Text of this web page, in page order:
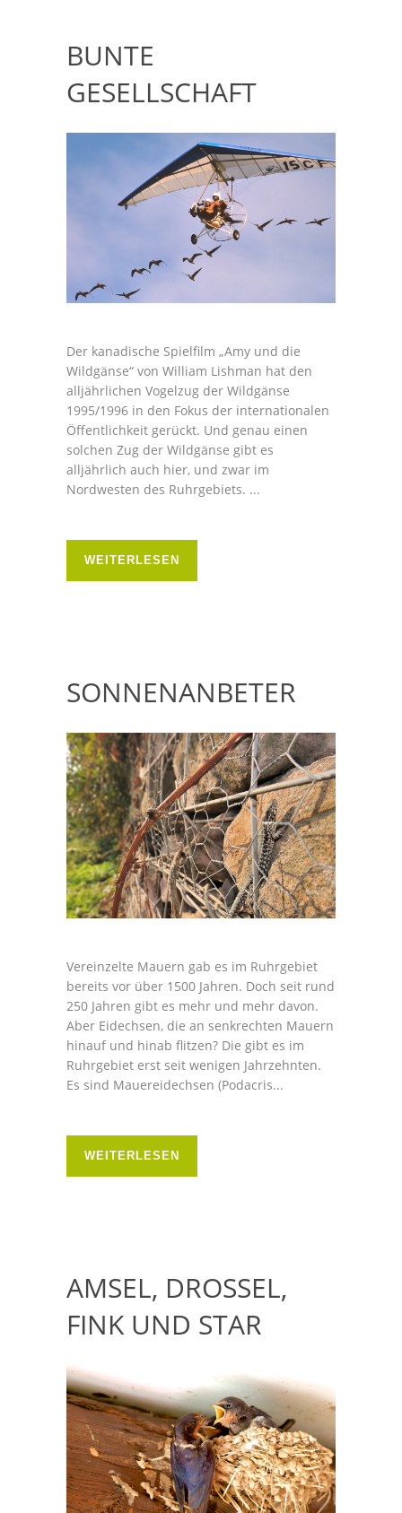
BUNTE
GESELLSCHAFT
Der kanadische Spielfilm „Amy und die
Wildgänse“ von William Lishman hat den
alljährlichen Vogelzug der Wildgänse
1995/1996 in den Fokus der internationalen
Öffentlichkeit gerückt. Und genau einen
solchen Zug der Wildgänse gibt es
alljährlich auch hier, und zwar im
Nordwesten des Ruhrgebiets. ...
WEITERLESEN
SONNENANBETER
Vereinzelte Mauern gab es im Ruhrgebiet
bereits vor über 1500 Jahren. Doch seit rund
250 Jahren gibt es mehr und mehr davon.
Aber Eidechsen, die an senkrechten Mauern
hinauf und hinab flitzen? Die gibt es im
Ruhrgebiet erst seit wenigen Jahrzehnten.
Es sind Mauereidechsen (Podacris...
WEITERLESEN
AMSEL, DROSSEL,
FINK UND STAR